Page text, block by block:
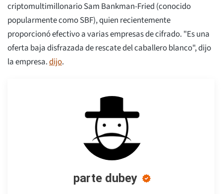
criptomultimillonario Sam Bankman-Fried (conocido
popularmente como SBF), quien recientemente
proporcionó efectivo a varias empresas de cifrado. "Es una
oferta baja disfrazada de rescate del caballero blanco", dijo
la empresa.dijo.
parte dubey